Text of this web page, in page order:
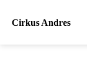
Cirkus Andres